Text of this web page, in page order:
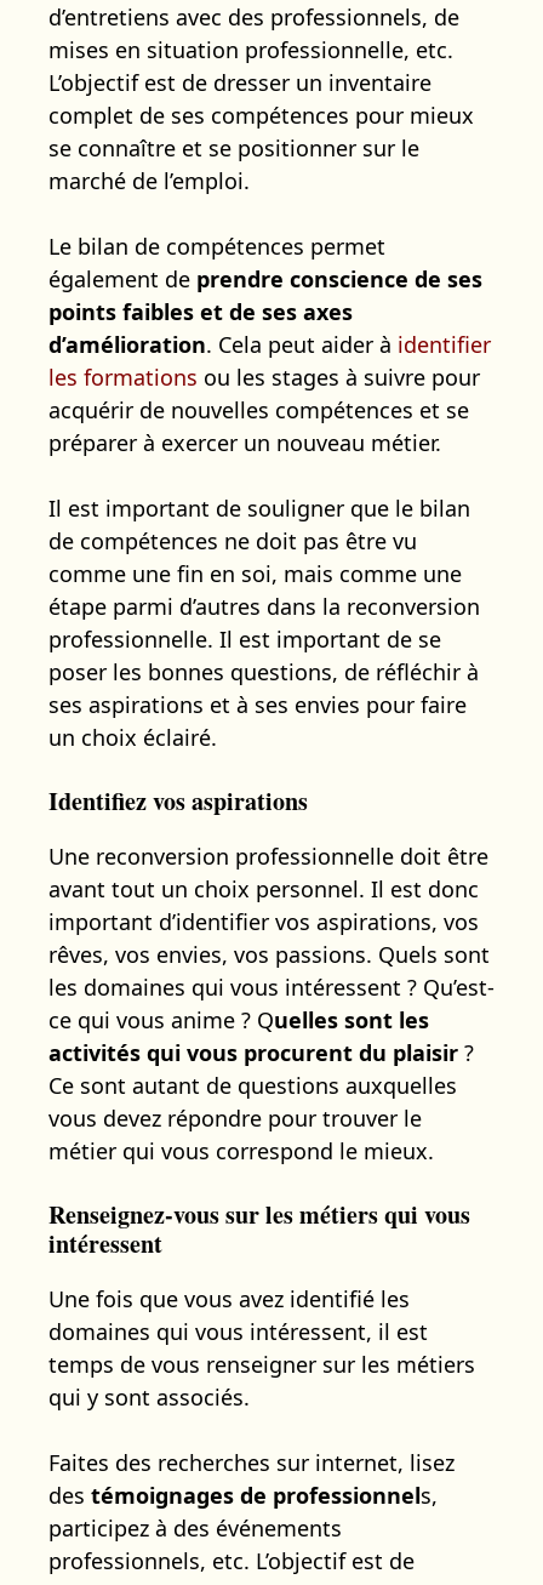
d’entretiens avec des professionnels, de
mises en situation professionnelle, etc.
L’objectif est de dresser un inventaire
complet de ses compétences pour mieux
se connaître et se positionner sur le
marché de l’emploi.
Le bilan de compétences permet
également de prendre conscience de ses
points faibles et de ses axes
d’amélioration. Cela peut aider à identifier
les formations ou les stages à suivre pour
acquérir de nouvelles compétences et se
préparer à exercer un nouveau métier.
Il est important de souligner que le bilan
de compétences ne doit pas être vu
comme une fin en soi, mais comme une
étape parmi d’autres dans la reconversion
professionnelle. Il est important de se
poser les bonnes questions, de réfléchir à
ses aspirations et à ses envies pour faire
un choix éclairé.
Identifiez vos aspirations
Une reconversion professionnelle doit être
avant tout un choix personnel. Il est donc
important d’identifier vos aspirations, vos
rêves, vos envies, vos passions. Quels sont
les domaines qui vous intéressent ? Qu’est-
ce qui vous anime ? Quelles sont les
activités qui vous procurent du plaisir ?
Ce sont autant de questions auxquelles
vous devez répondre pour trouver le
métier qui vous correspond le mieux.
Renseignez-vous sur les métiers qui vous
intéressent
Une fois que vous avez identifié les
domaines qui vous intéressent, il est
temps de vous renseigner sur les métiers
qui y sont associés.
Faites des recherches sur internet, lisez
des témoignages de professionnels,
participez à des événements
professionnels, etc. L’objectif est de